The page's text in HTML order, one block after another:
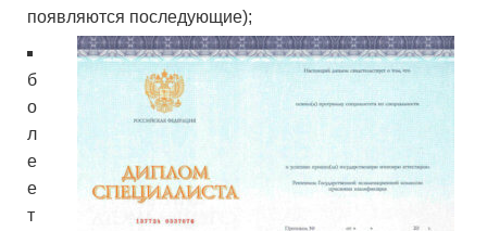
появляются последующие);
б
о
л
е
е
т